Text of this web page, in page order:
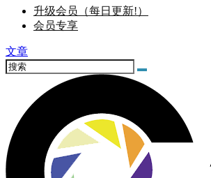
升级会员（每日更新!）
会员专享
文章